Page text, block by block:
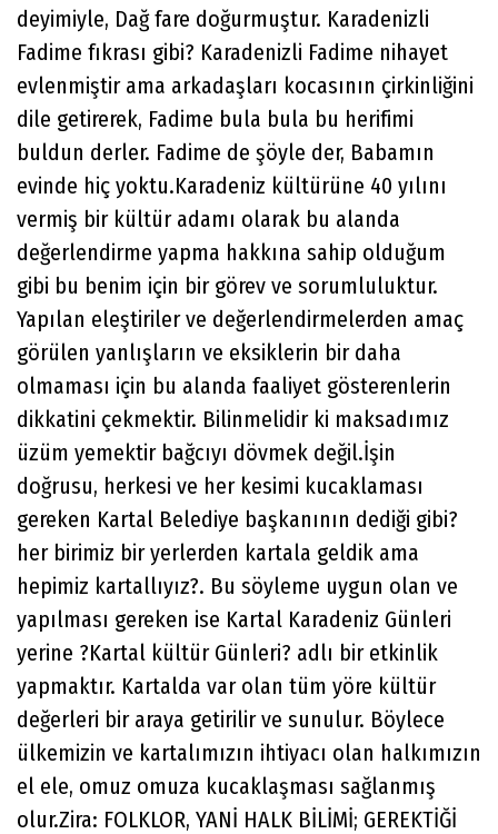
deyimiyle, Dağ fare doğurmuştur. Karadenizli
Fadime fıkrası gibi? Karadenizli Fadime nihayet
evlenmiştir ama arkadaşları kocasının çirkinliğini
dile getirerek, Fadime bula bula bu herifimi
buldun derler. Fadime de şöyle der, Babamın
evinde hiç yoktu.Karadeniz kültürüne 40 yılını
vermiş bir kültür adamı olarak bu alanda
değerlendirme yapma hakkına sahip olduğum
gibi bu benim için bir görev ve sorumluluktur.
Yapılan eleştiriler ve değerlendirmelerden amaç
görülen yanlışların ve eksiklerin bir daha
olmaması için bu alanda faaliyet gösterenlerin
dikkatini çekmektir. Bilinmelidir ki maksadımız
üzüm yemektir bağcıyı dövmek değil.İşin
doğrusu, herkesi ve her kesimi kucaklaması
gereken Kartal Belediye başkanının dediği gibi?
her birimiz bir yerlerden kartala geldik ama
hepimiz kartallıyız?. Bu söyleme uygun olan ve
yapılması gereken ise Kartal Karadeniz Günleri
yerine ?Kartal kültür Günleri? adlı bir etkinlik
yapmaktır. Kartalda var olan tüm yöre kültür
değerleri bir araya getirilir ve sunulur. Böylece
ülkemizin ve kartalımızın ihtiyacı olan halkımızın
el ele, omuz omuza kucaklaşması sağlanmış
olur.Zira: FOLKLOR, YANİ HALK BİLİMİ; GEREKTİĞİ